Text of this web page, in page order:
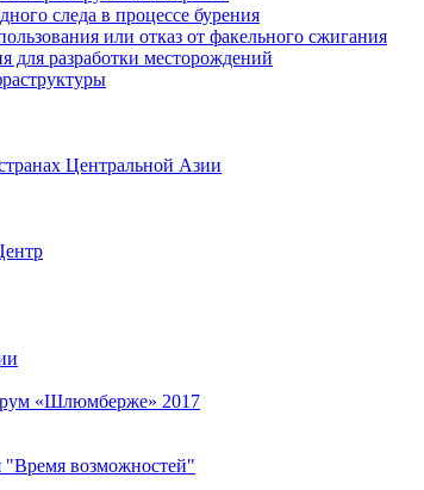
следа в процессе бурения
или отказ от факельного сжигания
для разработки месторождений
Центральной Азии
«Шлюмберже» 2017
возможностей"